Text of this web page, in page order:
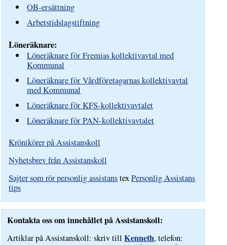
OB-ersättning
Arbetstidslagstiftning
Löneräknare:
Löneräknare för Fremias kollektivavtal med
Kommunal
Löneräknare för Vårdföretagarnas kollektivavtal
med Kommunal
Löneräknare för KFS-kollektivavtalet
Löneräknare för PAN-kollektivavtalet
Krönikörer på Assistanskoll
Nyhetsbrev från Assistanskoll
Sajter som rör personlig assistanstexPersonlig Assistans
tips
Kontakta oss om innehållet på Assistanskoll:
Artiklar på Assistanskoll: skriv tillKenneth, telefon: